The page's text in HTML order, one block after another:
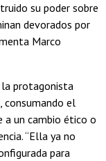
su poder sobre
devorados por
Marco
la protagonista
consumando el
a un cambio ético o
“Ella ya no
para